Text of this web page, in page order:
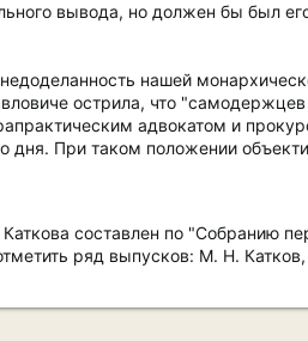
вывода, но должен бы был
нашей
острила, что
адвокатом и
дня. При таком положении
составлен по "Собранию
ряд выпусков: М. Н.